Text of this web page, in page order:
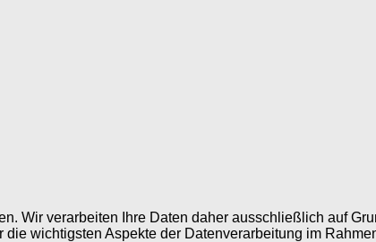
Wir verarbeiten Ihre Daten daher ausschließlich auf
wichtigsten Aspekte der Datenverarbeitung im